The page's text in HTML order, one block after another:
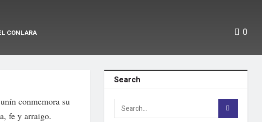
CONLARA 0
conmemora su
fe y arraigo.
Search